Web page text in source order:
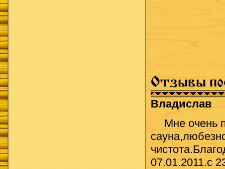
Отзывы
Владислав
Мне очень
07.01.2011.с